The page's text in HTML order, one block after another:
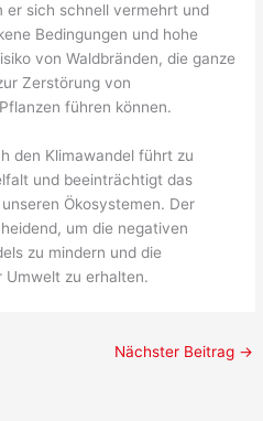
er sich schnell vermehrt und
Bedingungen und hohe
von Waldbränden, die ganze
Zerstörung von
führen können.
den Klimawandel führt zu
und beeinträchtigt das
Ökosystemen. Der
um die negativen
zu mindern und die
Umwelt zu erhalten.
Nächster Beitrag →